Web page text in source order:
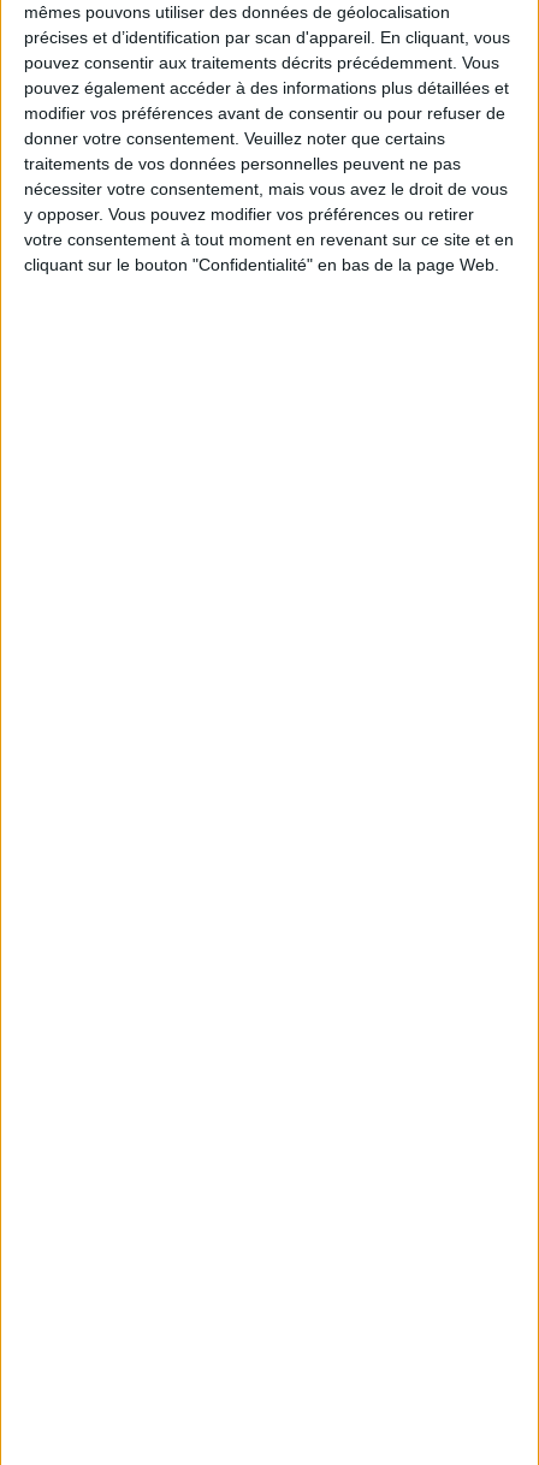
mêmes pouvons utiliser des données de géolocalisation
précises et d’identification par scan d'appareil. En cliquant, vous
pouvez consentir aux traitements décrits précédemment. Vous
pouvez également accéder à des informations plus détaillées et
modifier vos préférences avant de consentir ou pour refuser de
donner votre consentement. Veuillez noter que certains
traitements de vos données personnelles peuvent ne pas
nécessiter votre consentement, mais vous avez le droit de vous
y opposer. Vous pouvez modifier vos préférences ou retirer
votre consentement à tout moment en revenant sur ce site et en
cliquant sur le bouton "Confidentialité" en bas de la page Web.
Peut-on remplacer la viande par des féculents ?
Consultation diététique du 05/08/2026